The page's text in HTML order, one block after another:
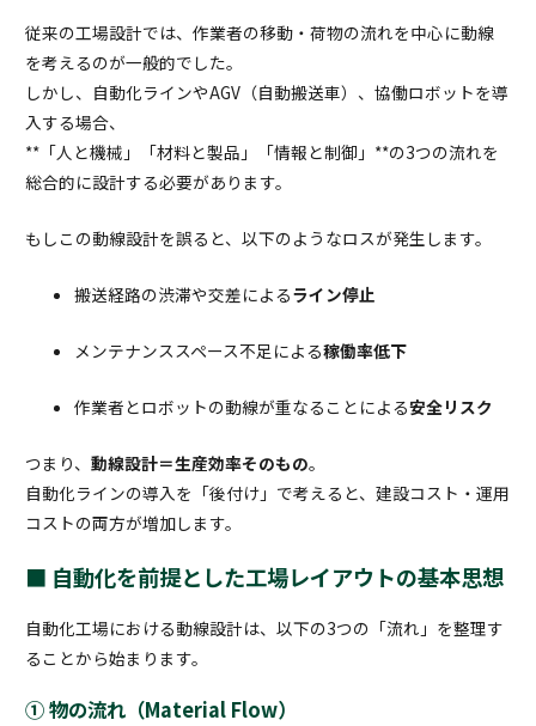
従来の工場設計では、作業者の移動・荷物の流れを中心に動線
を考えるのが一般的でした。
しかし、自動化ラインやAGV（自動搬送車）、協働ロボットを導
入する場合、
**「人と機械」「材料と製品」「情報と制御」**の3つの流れを
総合的に設計する必要があります。
もしこの動線設計を誤ると、以下のようなロスが発生します。
搬送経路の渋滞や交差によるライン停止
メンテナンススペース不足による稼働率低下
作業者とロボットの動線が重なることによる安全リスク
つまり、動線設計＝生産効率そのもの。
自動化ラインの導入を「後付け」で考えると、建設コスト・運用
コストの両方が増加します。
■ 自動化を前提とした工場レイアウトの基本思想
自動化工場における動線設計は、以下の3つの「流れ」を整理す
ることから始まります。
① 物の流れ（Material Flow）